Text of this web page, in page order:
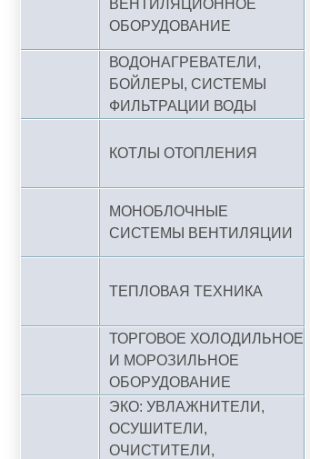
ВЕНТИЛЯЦИОННОЕ
ОБОРУДОВАНИЕ
ВОДОНАГРЕВАТЕЛИ,
БОЙЛЕРЫ, СИСТЕМЫ
ФИЛЬТРАЦИИ ВОДЫ
КОТЛЫ ОТОПЛЕНИЯ
МОНОБЛОЧНЫЕ
СИСТЕМЫ ВЕНТИЛЯЦИИ
ТЕПЛОВАЯ ТЕХНИКА
ТОРГОВОЕ ХОЛОДИЛЬНОЕ
И МОРОЗИЛЬНОЕ
ОБОРУДОВАНИЕ
ЭКО: УВЛАЖНИТЕЛИ,
ОСУШИТЕЛИ,
ОЧИСТИТЕЛИ,